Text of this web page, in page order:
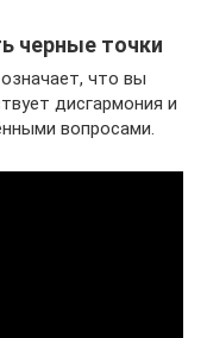
черные точки
что вы
дисгармония и
вопросами.